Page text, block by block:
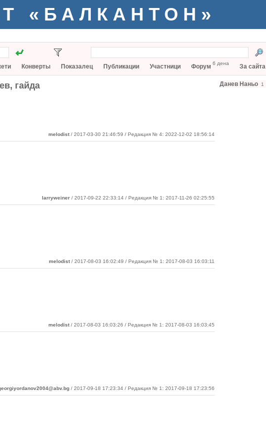
«БАЛКАНТОН»
Конверты Показалец Публикации Участници Форум 6 дена За сайта
гайда
melodist / 2017-03-30 21:46:59 / Редакция № 4: 2022-12-02 18:56:14
larryweiner / 2017-09-22 22:33:14 / Редакция № 1: 2017-11-26 02:25:55
melodist / 2017-08-03 16:02:49 / Редакция № 1: 2017-08-03 16:03:11
melodist / 2017-08-03 16:03:26 / Редакция № 1: 2017-08-03 16:03:45
/ 2017-09-18 17:23:34 / Редакция № 1: 2017-09-18 17:23:56
Данев Наньо 1